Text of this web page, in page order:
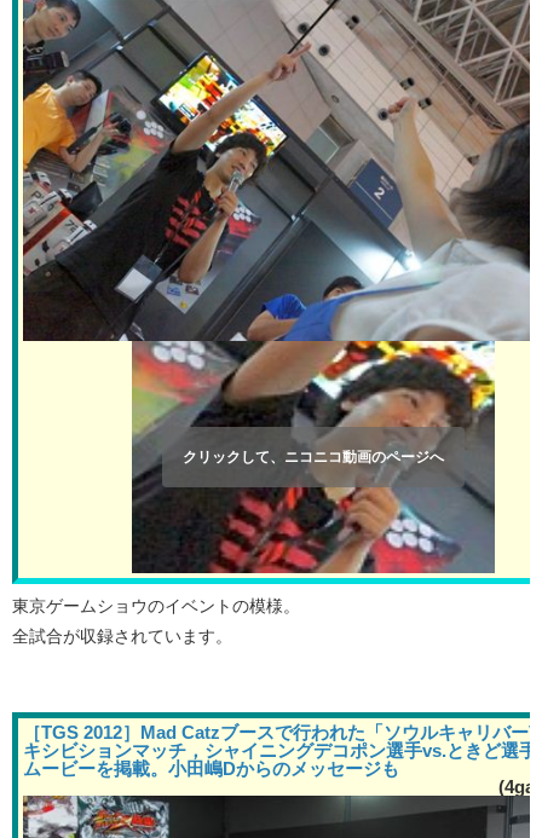
クリックして、ニコニコ動画のページへ
東京ゲームショウのイベントの模様。
全試合が収録されています。
［TGS 2012］Mad Catzブースで行われた「ソウルキャリバー
キシビションマッチ，シャイニングデコポン選手vs.ときど選手
ムービーを掲載。小田嶋Dからのメッセージも